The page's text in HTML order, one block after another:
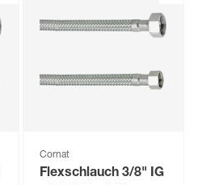
Cornat
Flexschlauch 3/8" IG